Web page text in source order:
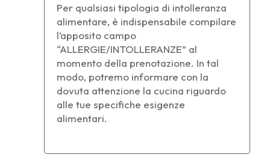
Per qualsiasi tipologia di intolleranza
alimentare, è indispensabile compilare
l’apposito campo
“ALLERGIE/INTOLLERANZE” al
momento della prenotazione. In tal
modo, potremo informare con la
dovuta attenzione la cucina riguardo
alle tue specifiche esigenze
alimentari.